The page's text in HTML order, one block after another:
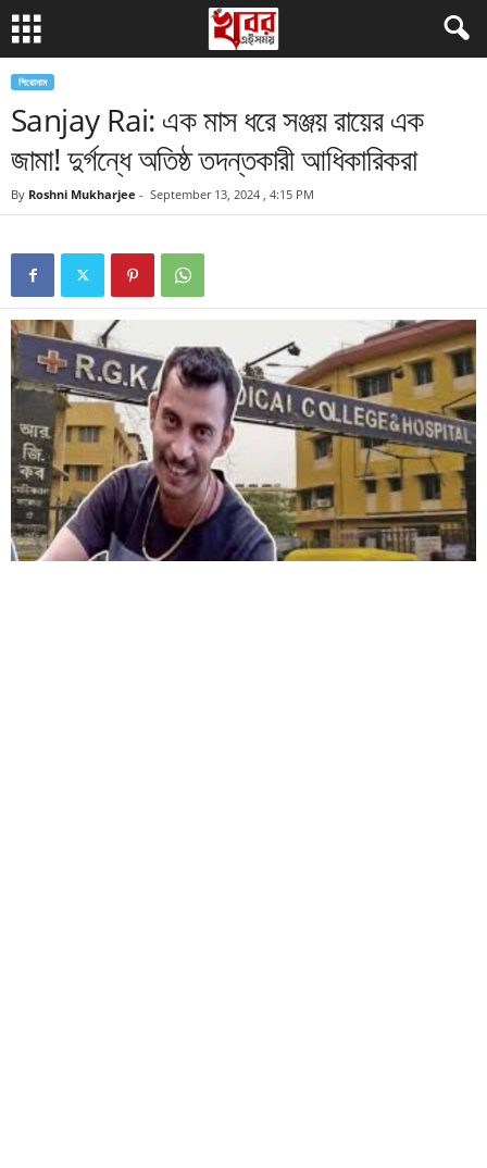
শিরোনাম
Sanjay Rai: এক মাস ধরে সঞ্জয় রায়ের এক
জামা! দুর্গন্ধে অতিষ্ঠ তদন্তকারী আধিকারিকরা
By Roshni Mukharjee - September 13, 2024 , 4:15 PM